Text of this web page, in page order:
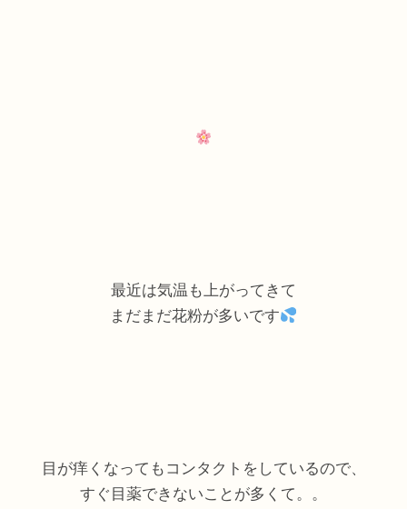
最近は気温も上がってきて
まだまだ花粉が多いです
目が痒くなってもコンタクトをしているので、
すぐ目薬できないことが多くて。。